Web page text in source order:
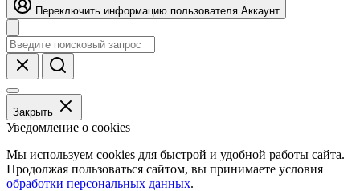
Переключить информацию пользователя Аккаунт
Закрыть
Уведомление о cookies
Мы используем cookies для быстрой и удобной работы сайта.
Продолжая пользоваться сайтом, вы принимаете условия
обработки персональных данных.